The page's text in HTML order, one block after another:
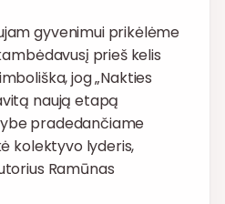
gyvenimui prikėlėme
prieš kelis
jog „Nakties
naują etapą
pradedančiame
kolektyvo lyderis,
Ramūnas